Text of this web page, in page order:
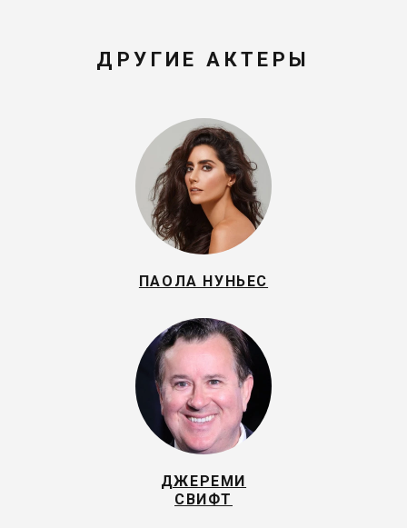
ДРУГИЕ АКТЕРЫ
ПАОЛА НУНЬЕС
ДЖЕРЕМИ
СВИФТ